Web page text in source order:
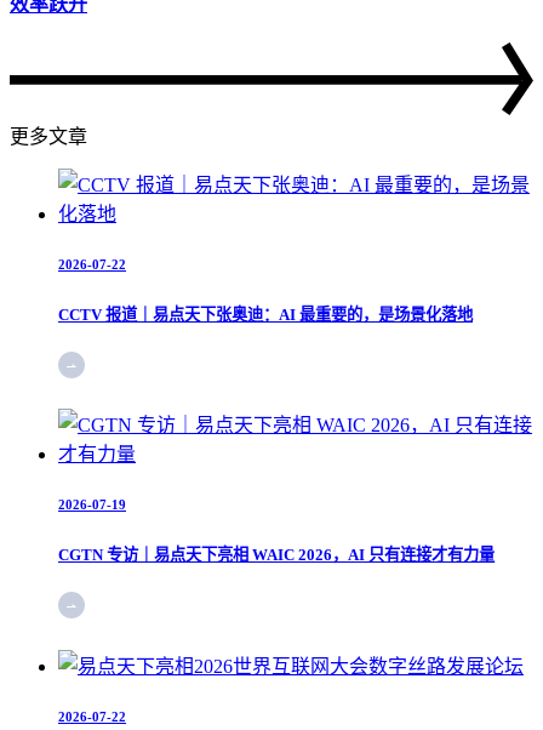
效率跃升
更多文章
2026-07-22
CCTV 报道｜易点天下张奥迪：AI 最重要的，是场景化落地
2026-07-19
CGTN 专访｜易点天下亮相 WAIC 2026，AI 只有连接才有力量
2026-07-22